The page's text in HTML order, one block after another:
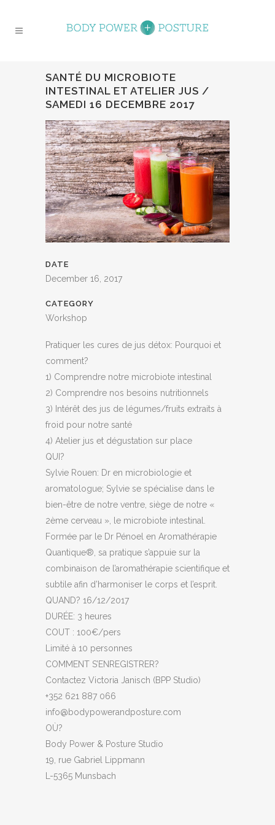
SANTÉ DU MICROBIOTE
INTESTINAL ET ATELIER JUS /
SAMEDI 16 DECEMBRE 2017
DATE
December 16, 2017
CATEGORY
Workshop
Pratiquer les cures de jus détox: Pourquoi et
comment?
1) Comprendre notre microbiote intestinal
2) Comprendre nos besoins nutritionnels
3) Intérêt des jus de légumes/fruits extraits à
froid pour notre santé
4) Atelier jus et dégustation sur place
QUI?
Sylvie Rouen: Dr en microbiologie et
aromatologue; Sylvie se spécialise dans le
bien-être de notre ventre, siège de notre «
2ème cerveau », le microbiote intestinal.
Formée par le Dr Pénoel en Aromathérapie
Quantique®, sa pratique s’appuie sur la
combinaison de l’aromathérapie scientifique et
subtile afin d’harmoniser le corps et l’esprit.
QUAND? 16/12/2017
DURÉE: 3 heures
COUT : 100€/pers
Limité à 10 personnes
COMMENT S’ENREGISTRER?
Contactez Victoria Janisch (BPP Studio)
+352 621 887 066
info@bodypowerandposture.com
OÙ?
Body Power & Posture Studio
19, rue Gabriel Lippmann
L-5365 Munsbach